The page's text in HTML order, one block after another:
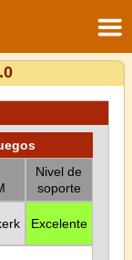
Nivel de
soporte
Excelente